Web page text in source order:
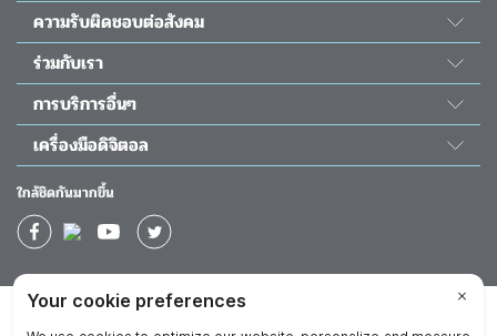
เรื่องราวของเรา
วิทยาศาสตร์ นู สกิน
ห้องข่าว&รางวัล
The Source
นักลงทุนสัมพันธ์
ความรับผิดชอบต่อสังคม
พลังแห่งความดี
โครงการนูริช เดอะ ชิลเดร้น
ความรับผิดชอบต่อสังคม
โครงการผ่าตัดหัวใจเด็ก
ร่วมกับเรา
สมัครเป็นตัวแทน
โอกาสทางธุรกิจ
กิจกรรม
ปฏิทินอบรม
ผลตอบแทนทางการเงิน
การบริการอื่นๆ
ติดต่อเรา
ช่วยเหลือ
ใบโปรโมชั่นประจำเดือน
ใบโปรโมชั่นยอดนิยม
แคตตาล็อก
การันตี 90 วัน Prysm Score
เครื่องมือดิจิตอล
แอป Nu Skin Stela
แอป TRME App
ใกล้ชิดกันมากขึ้น